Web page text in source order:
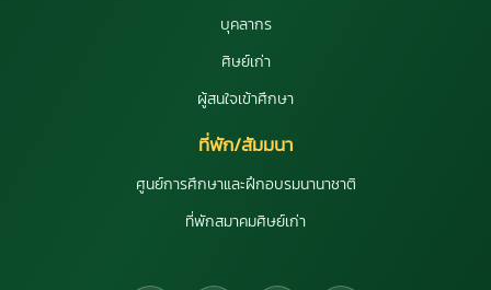
บุคลากร
ศิษย์เก่า
ผู้สนใจเข้าศึกษา
ที่พัก/สัมมนา
ศูนย์การศึกษาและฝึกอบรมนานาชาติ
ที่พักสมาคมศิษย์เก่า